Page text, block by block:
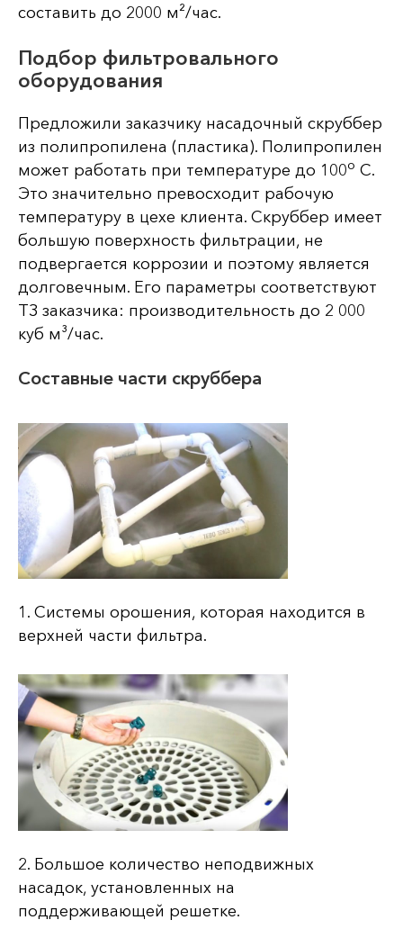
составить до 2000 м²/час.
Подбор фильтровального
оборудования
Предложили заказчику насадочный скруббер
из полипропилена (пластика). Полипропилен
может работать при температуре до 100о С.
Это значительно превосходит рабочую
температуру в цехе клиента. Скруббер имеет
большую поверхность фильтрации, не
подвергается коррозии и поэтому является
долговечным. Его параметры соответствуют
ТЗ заказчика: производительность до 2 000
куб м³/час.
Составные части скруббера
1. Системы орошения, которая находится в
верхней части фильтра.
2. Большое количество неподвижных
насадок, установленных на
поддерживающей решетке.